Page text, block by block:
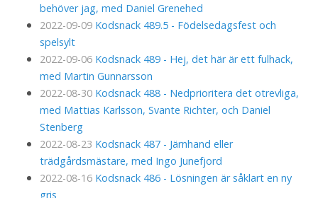
behöver jag, med Daniel Grenehed
2022-09-09 Kodsnack 489.5 - Födelsedagsfest och
spelsylt
2022-09-06 Kodsnack 489 - Hej, det här är ett fulhack,
med Martin Gunnarsson
2022-08-30 Kodsnack 488 - Nedprioritera det otrevliga,
med Mattias Karlsson, Svante Richter, och Daniel
Stenberg
2022-08-23 Kodsnack 487 - Järnhand eller
trädgårdsmästare, med Ingo Junefjord
2022-08-16 Kodsnack 486 - Lösningen är såklart en ny
gris